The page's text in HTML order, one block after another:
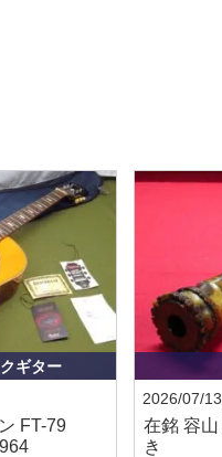
ギター
FT-79
2026/07/13
在銘 容山
き